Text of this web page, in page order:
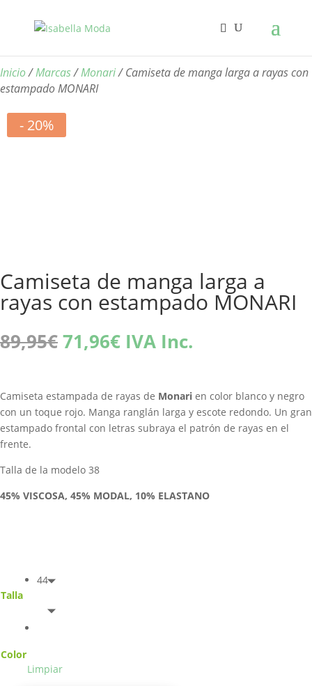
Inicio/Marcas/Monari/ Camiseta de manga larga a rayas con
estampado MONARI
- 20%
Camiseta de manga larga a
rayas con estampado MONARI
89,95€El
precio
era:
89,95€.
71,96€El
precio
es:
71,96€.
IVA Inc.
Camiseta estampada de rayas de Monari en color blanco y negro
con un toque rojo. Manga ranglán larga y escote redondo. Un gran
estampado frontal con letras subraya el patrón de rayas en el
frente.
Talla de la modelo 38
45% VISCOSA, 45% MODAL, 10% ELASTANO
Talla
44
Color
Limpiar